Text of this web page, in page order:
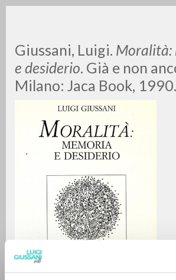
Giussani, Luigi. Moralità:
e desiderio. Già e non
Milano: Jaca Book, 1990.